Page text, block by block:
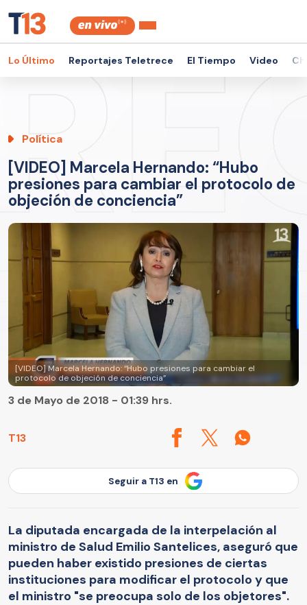
Lo Último Reportajes Teletrece El Tiempo Video
Política
[VIDEO] Marcela Hernando: “Hubo
presiones para cambiar el protocolo de
objeción de conciencia”
[VIDEO] Marcela Hernando: “Hubo presiones para cambiar el
protocolo de objeción de conciencia”
T13
3 de Mayo de 2018 - 01:39 hrs.
Seguir a T13 en
La diputada encargada de la interpelación al
ministro de Salud Emilio Santelices, aseguró que
pueden haber existido presiones de ciertas
instituciones para modificar el protocolo y que
el ministro "se preocupa solo de los objetores".